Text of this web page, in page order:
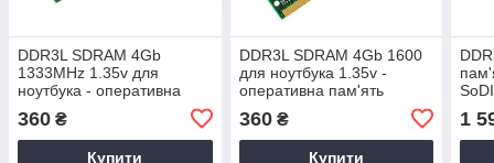
DDR3L SDRAM 4Gb
1333MHz 1.35v для
ноутбука - оперативна
ДДР3Л 4 Гб 1333
KVR13LS9/4G
360 ₴
Купити
DDR3L SDRAM 4Gb 1600
для ноутбука 1.35v -
оперативна пам'ять
4096MB PC3L-12800 ДДР3
4 Гб KVR16LS11/4
360₴
Купити
1